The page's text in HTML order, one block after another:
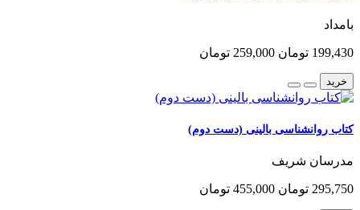
بامداد
199,430 تومان 259,000 تومان
خرید
کتاب روانشناسی بالینی (دست دوم)
مدرسان شریف
295,750 تومان 455,000 تومان